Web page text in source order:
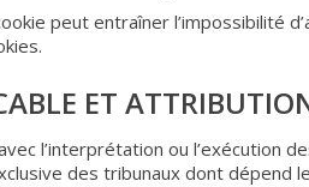
peut entraîner
ET
l’interprétation ou l’exécution
des tribunaux dont dépend le